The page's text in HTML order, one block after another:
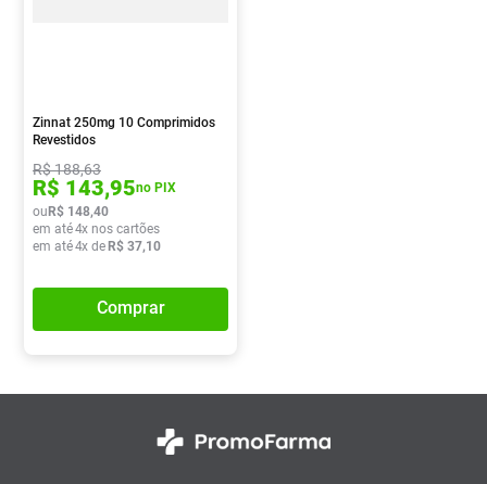
Zinnat 250mg 10 Comprimidos
Revestidos
R$188,63
R$ 143,95no PIX
ouR$ 148,40
em até4x nos cartões
em até4x deR$ 37,10
Comprar